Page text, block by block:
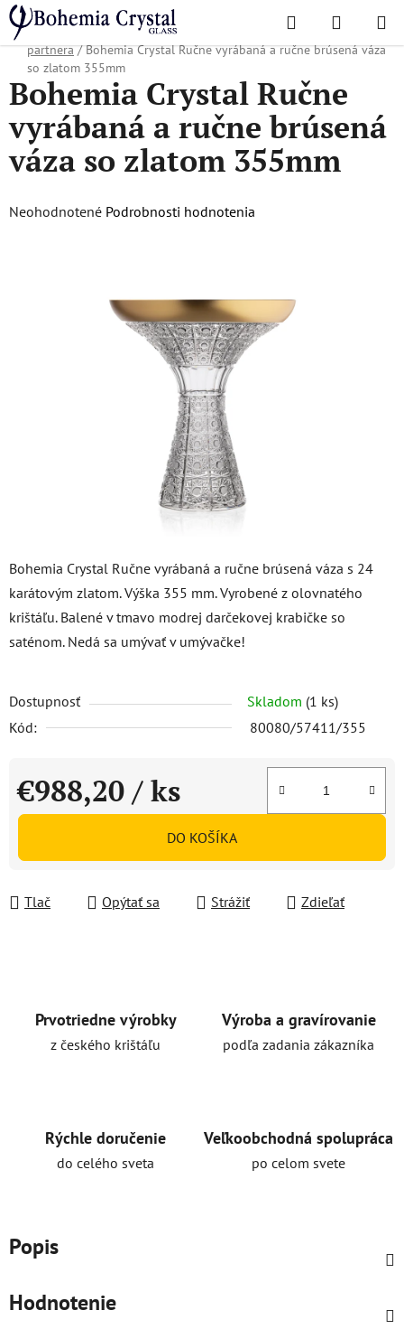
Prejsť
na
obsah
Hľadať
KOŠÍK
Domov
/ Obľúbené kolekcie / Vianočná ponuka
Dárky pro obchodního
partnera / Bohemia Crystal Ručne vyrábaná a ručne brúsená váza
so zlatom 355mm
Bohemia Crystal Ručne vyrábaná a ručne brúsená váza s 24
karátovým zlatom. Výška 355 mm. Vyrobené z olovnatého
krištáľu. Balené v tmavo modrej darčekovej krabičke so
saténom. Nedá sa umývať v umývačke!
Dostupnosť Skladom (1 ks)
Kód:
80080/57411/355
€988,20 / ks
Jednotková cena:
DO KOŠÍKA
Tlač Opýtať sa Strážiť Zdieľať
Bohemia Crystal Ručne
vyrábaná a ručne brúsená
váza so zlatom 355mm
Priemerné
Neohodnotené Podrobnosti hodnotenia
Prvotriedne výrobky
z českého krištáľu
Výroba a gravírovanie
podľa zadania zákazníka
Rýchle doručenie
do celého sveta
Veľkoobchodná spolupráca
po celom svete
Popis
Hodnotenie